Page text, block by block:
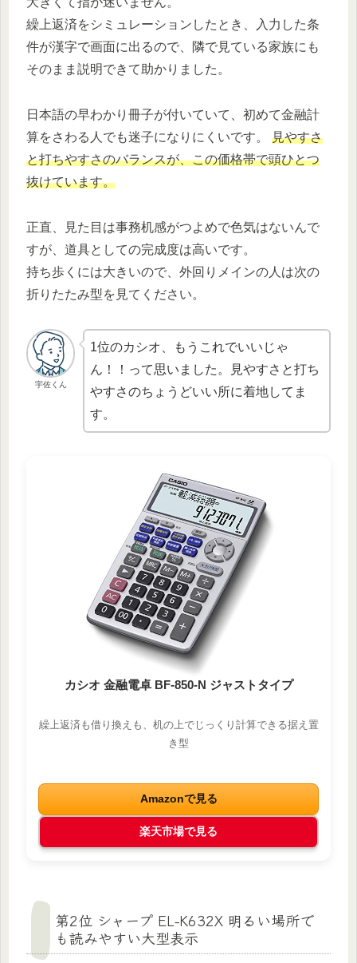
繰上返済をシミュレーションしたとき、入力した条
件が漢字で画面に出るので、隣で見ている家族にも
そのまま説明できて助かりました。
日本語の早わかり冊子が付いていて、初めて金融計
算をさわる人でも迷子になりにくいです。 見やすさ
と打ちやすさのバランスが、この価格帯で頭ひとつ
抜けています。
正直、見た目は事務机感がつよめで色気はないんで
すが、道具としての完成度は高いです。
持ち歩くには大きいので、外回りメインの人は次の
折りたたみ型を見てください。
宇佐くん
1位のカシオ、もうこれでいいじゃ
ん！！って思いました。見やすさと打ち
やすさのちょうどいい所に着地してま
す。
カシオ 金融電卓 BF-850-N ジャストタイプ
繰上返済も借り換えも、机の上でじっくり計算できる据え置
き型
Amazonで見る
楽天市場で見る
第2位 シャープ EL-K632X 明るい場所で
も読みやすい大型表示